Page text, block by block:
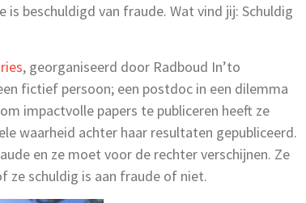
beschuldigd van fraude. Wat vind jij: Schuldig
, georganiseerd door Radboud In’to
fictief persoon; een postdoc in een dilemma
impactvolle papers te publiceren heeft ze
waarheid achter haar resultaten gepubliceerd.
en ze moet voor de rechter verschijnen. Ze
ze schuldig is aan fraude of niet.